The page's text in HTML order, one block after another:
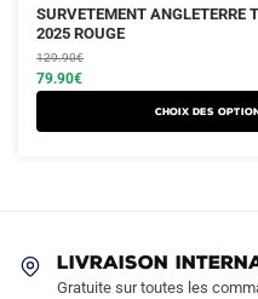
SURVETEMENT ANGLETERRE
2025 ROUGE
129.90€
Le
prix
initial
était :
79.90€
Le
prix
actuel
est :
Choix des
Ce
produit
a
plusieurs
variations.
choisies
LIVRAISON
Gratuite sur toutes les